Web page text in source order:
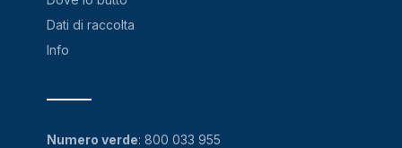
Dati di raccolta
Info
Numero verde: 800 033 955